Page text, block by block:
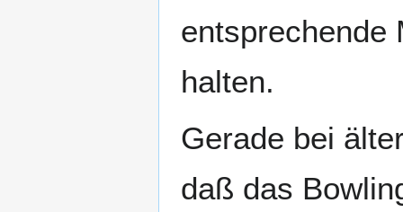
entsprechende
halten.
Gerade bei
daß das